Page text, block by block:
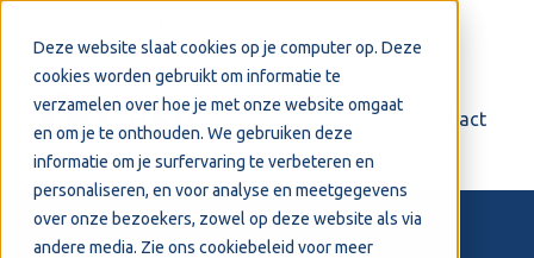
Deze website slaat cookies op je computer op. Deze
cookies worden gebruikt om informatie te
verzamelen over hoe je met onze website omgaat
en om je te onthouden. We gebruiken deze
informatie om je surfervaring te verbeteren en
personaliseren, en voor analyse en meetgegevens
over onze bezoekers, zowel op deze website als via
andere media. Zie ons cookiebeleid voor meer
Support Contact